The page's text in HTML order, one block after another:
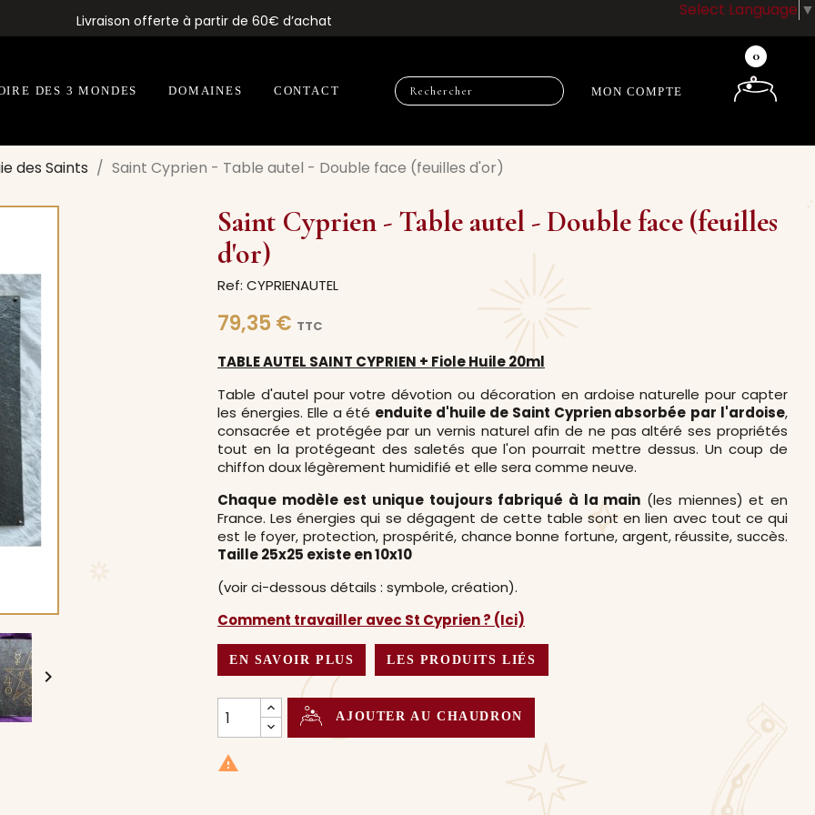
Livraison offerte à partir de 60€ d’achat
DES 3 MONDES DOMAINES CONTACT MON COMPTE
0
des Saints Saint Cyprien - Table autel - Double face (feuilles d'or)

Saint Cyprien - Table autel - Double face (feuilles
d'or)
Ref: CYPRIENAUTEL
79,35 € TTC
TABLE AUTEL SAINT CYPRIEN + Fiole Huile 20ml
Table d'autel pour votre dévotion ou décoration en ardoise naturelle pour capter
les énergies. Elle a été enduite d'huile de Saint Cyprien absorbée par l'ardoise,
consacrée et protégée par un vernis naturel afin de ne pas altéré ses propriétés
tout en la protégeant des saletés que l'on pourrait mettre dessus. Un coup de
chiffon doux légèrement humidifié et elle sera comme neuve.
Chaque modèle est unique toujours fabriqué à la main (les miennes) et en
France. Les énergies qui se dégagent de cette table sont en lien avec tout ce qui
est le foyer, protection, prospérité, chance bonne fortune, argent, réussite, succès.
Taille 25x25 existe en 10x10
(voir ci-dessous détails : symbole, création).
Comment travailler avec St Cyprien ? (Ici)
EN SAVOIR PLUS LES PRODUITS LIÉS
AJOUTER AU CHAUDRON

Select Language ▼